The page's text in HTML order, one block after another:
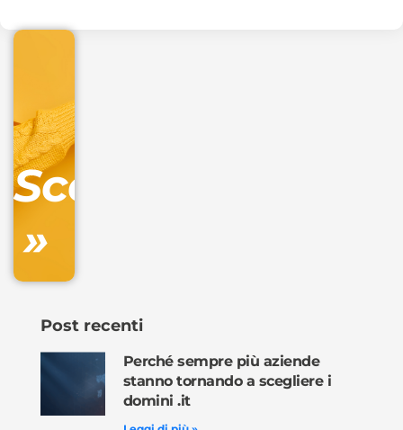
Scopri
»
Post recenti
Perché sempre più aziende
stanno tornando a scegliere i
domini .it